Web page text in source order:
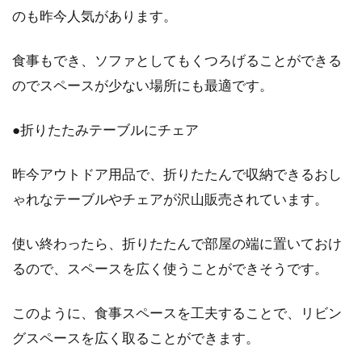
のも昨今人気があります。
食事もでき、ソファとしてもくつろげることができる
のでスペースが少ない場所にも最適です。
●折りたたみテーブルにチェア
昨今アウトドア用品で、折りたたんで収納できるおし
ゃれなテーブルやチェアが沢山販売されています。
使い終わったら、折りたたんで部屋の端に置いておけ
るので、スペースを広く使うことができそうです。
このように、食事スペースを工夫することで、リビン
グスペースを広く取ることができます。